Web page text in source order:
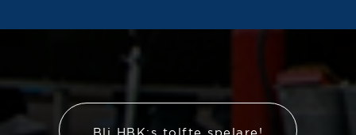
Bli HBK:s tolfte spelare!